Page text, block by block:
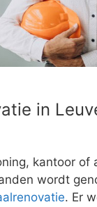
in
kantoor of
wordt
. Er